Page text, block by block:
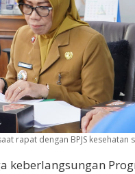
rapat dengan BPJS kesehatan
keberlangsungan